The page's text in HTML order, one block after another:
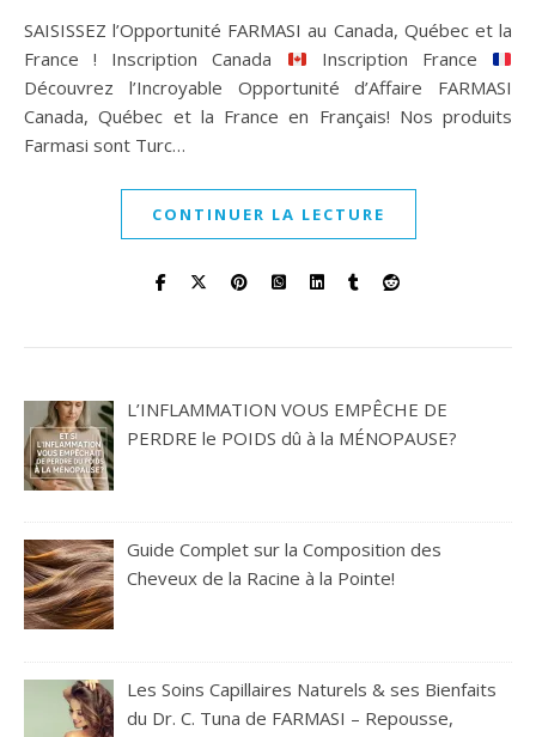
SAISISSEZ l’Opportunité FARMASI au Canada, Québec et la
France ! Inscription Canada
Inscription France
Découvrez l’Incroyable Opportunité d’Affaire FARMASI
Canada, Québec et la France en Français! Nos produits
Farmasi sont Turc…
CONTINUER LA LECTURE
L’INFLAMMATION VOUS EMPÊCHE DE
PERDRE le POIDS dû à la MÉNOPAUSE?
Guide Complet sur la Composition des
Cheveux de la Racine à la Pointe!
Les Soins Capillaires Naturels & ses Bienfaits
du Dr. C. Tuna de FARMASI – Repousse,